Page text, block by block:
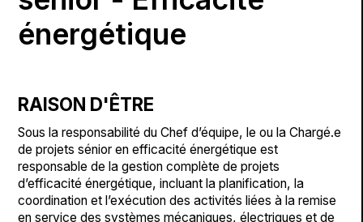
énergétique
RAISON D'ÊTRE
Sous la responsabilité du Chef d’équipe, le ou la Chargé.e
de projets sénior en efficacité énergétique est
responsable de la gestion complète de projets
d’efficacité énergétique, incluant la planification, la
coordination et l’exécution des activités liées à la remise
en service des systèmes mécaniques, électriques et de